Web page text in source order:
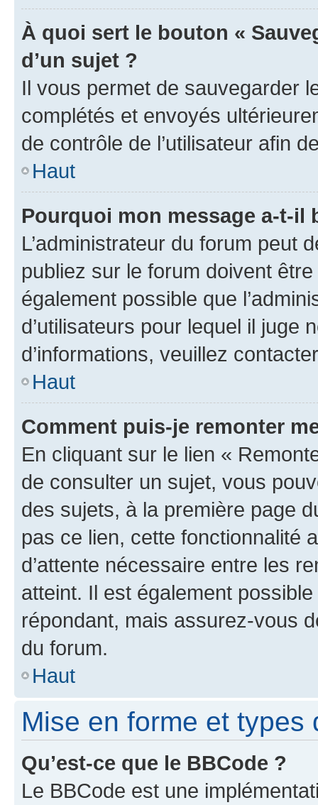
À quoi sert le bouton «
d’un sujet ?
Il vous permet de sauvegarder
complétés et envoyés
de contrôle de l’utilisateur afin
Haut
Pourquoi mon message a-t-il
L’administrateur du forum peut
publiez sur le forum doivent
également possible que
d’utilisateurs pour lequel il juge
d’informations, veuillez
Haut
Comment puis-je remonter
En cliquant sur le lien «
de consulter un sujet, vous
des sujets, à la première page
pas ce lien, cette fonctionnalité
d’attente nécessaire entre les
atteint. Il est également
répondant, mais assurez-vous
du forum.
Haut
Mise en forme et types
Qu’est-ce que le BBCode ?
Le BBCode est une